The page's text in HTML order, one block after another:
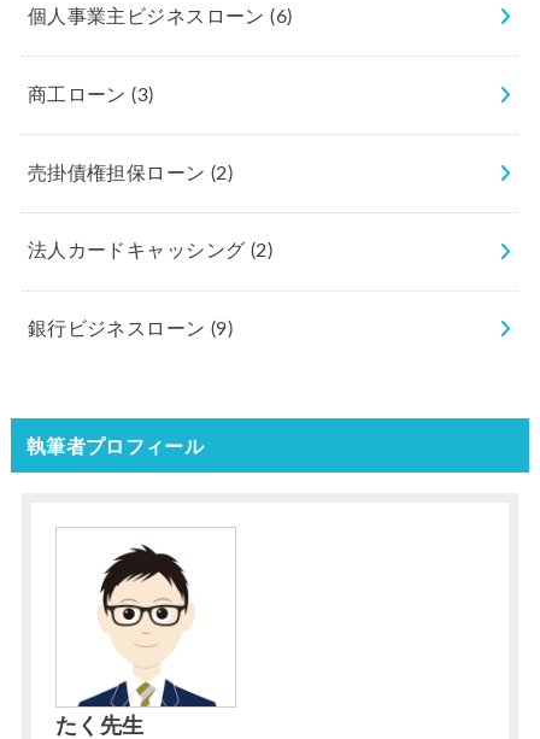
個人事業主ビジネスローン(6)
商工ローン(3)
売掛債権担保ローン (2)
法人カードキャッシング (2)
銀行ビジネスローン (9)
執筆者プロフィール
たく先生